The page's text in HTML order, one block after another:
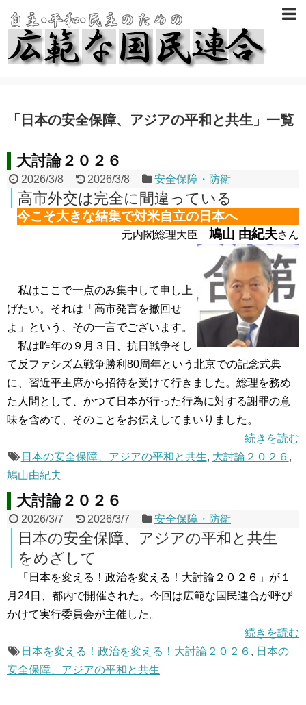
「 日本の安全保障、アジアの平和と共生 」 一覧
大討論２０２６
2026/3/8 2026/3/8 安全保障・防衛
高市外交は完全に間違っている
今こそ大きな結集で対米自立の日本へ
元内閣総理大臣 鳩山 由紀夫さん
私はここで一点のみ集中して申し上
げたい。それは「高市発言を撤回せ
よ」という、その一言でございます。
私は昨年の９月３日、抗日戦争そし
て反ファシズム戦争勝利80周年という北京での記念式典
に、習近平主席から招待を受けて行きました。総理を務め
た人間として、かつて日本が行った行為に対する謝罪の意
味を含めて、そのことをお伝えしてまいりました。
続きを読む
日本の安全保障、アジアの平和と共生, 大討論２０２６ ,
鳩山由紀夫
大討論２０２６
2026/3/7 2026/3/7 安全保障・防衛
日本の安全保障、アジアの平和と共生
をめざして
「日本を変える！政治を変える！大討論２０２６」が１
月24日、都内で開催された。今回は広範な国民連合が呼び
かけて実行委員会が主催した。
続きを読む
日本を変える！政治を変える！大討論２０２６ , 日本の
安全保障、アジアの平和と共生